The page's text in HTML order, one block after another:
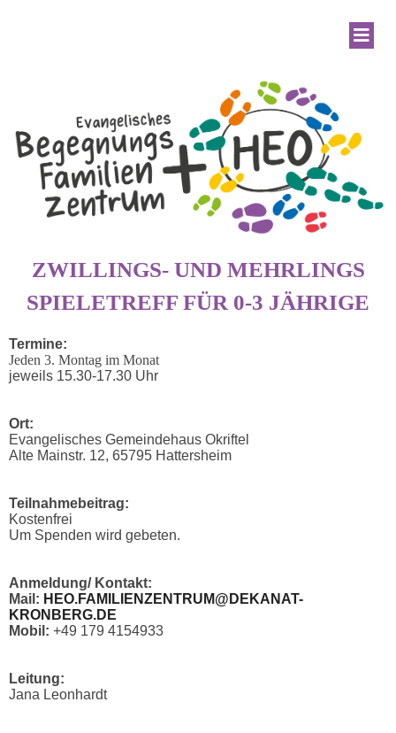
ZWILLINGS- UND MEHRLINGS
SPIELETREFF FÜR 0-3 JÄHRIGE
Termine:
Jeden 3. Montag im Monat
jeweils 15.30-17.30 Uhr
Ort:
Evangelisches Gemeindehaus Okriftel
Alte Mainstr. 12, 65795 Hattersheim
Teilnahmebeitrag:
Kostenfrei
Um Spenden wird gebeten.
Anmeldung/ Kontakt:
Mail: HEO.FAMILIENZENTRUM@DEKANAT-
KRONBERG.DE
Mobil: +49 179 4154933
Leitung:
Jana Leonhardt